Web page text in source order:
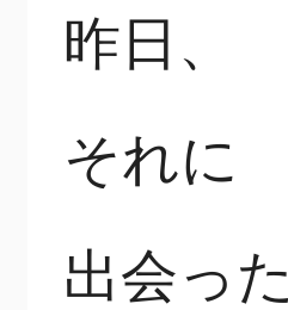
昨日、
それに
出会った